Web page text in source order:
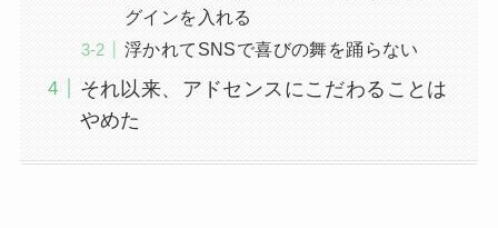
グインを入れる
浮かれてSNSで喜びの舞を踊らない
それ以来、アドセンスにこだわることは
やめた